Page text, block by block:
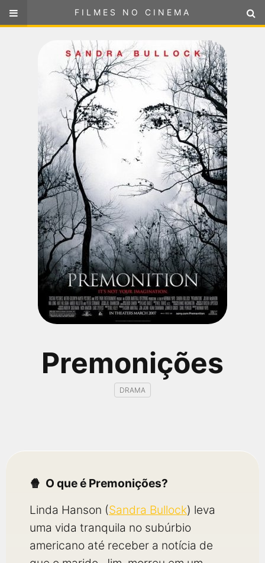
FILMES NO CINEMA
ou selecione sua localização
Premonições
DRAMA
O que é Premonições?
Linda Hanson (Sandra Bullock) leva
uma vida tranquila no subúrbio
americano até receber a notícia de
FILMES NO CINEMA
SELECIONE SUA LOCALIZAÇÃO
FILMES EM CARTAZ
PRÓXIMOS LANÇAMENTOS
GÊNEROS
NOTÍCIAS
PÁGINA INICIAL
FilmesNoCinema.com.bré o maior localizador de filmes e
sessões de cinema no Brasil. Através dele, você pode
encontrar os filmes no cinema mais próximos a você ou a
qualquer cidade em território brasileiro. Você pode também
acessar informações sobre cinemas, horários, assistir aos
trailers e muito mais.